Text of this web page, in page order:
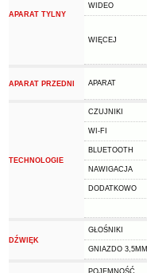
APARAT TYLNY
WIDEO
WIĘCEJ
APARAT PRZEDNI APARAT
TECHNOLOGIE
CZUJNIKI
WI-FI
BLUETOOTH
NAWIGACJA
DODATKOWO
DŹWIĘK
GŁOŚNIKI
GNIAZDO 3,5MM
POJEMNOŚĆ